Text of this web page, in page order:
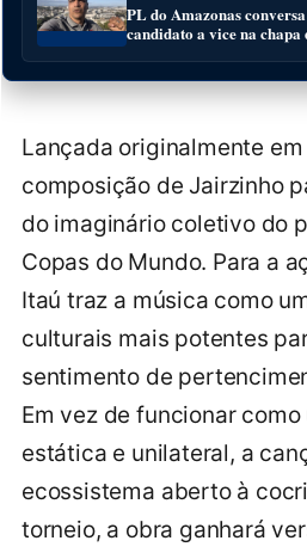
PL do Amazonas
candidato a vice na
Lançada originalmente em
composição de Jairzinho
do imaginário coletivo do
Copas do Mundo. Para a
Itaú traz a música como
culturais mais potentes
sentimento de
Em vez de funcionar
estática e unilateral, a
ecossistema aberto à
torneio, a obra ganhará